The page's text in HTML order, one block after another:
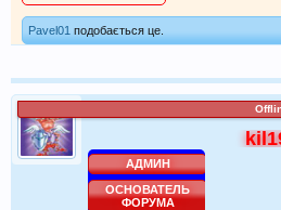
Pavel01 подобається це.
АДМИН
ОСНОВАТЕЛЬ
ФОРУМА